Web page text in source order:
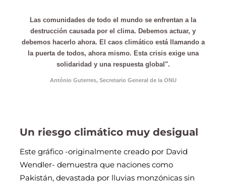
Las comunidades de todo el mundo se enfrentan a la
destrucción causada por el clima. Debemos actuar, y
debemos hacerlo ahora. El caos climático está llamando a
la puerta de todos, ahora mismo. Esta crisis exige una
solidaridad y una respuesta global".
António Guterres, Secretario General de la ONU
Un riesgo climático muy desigual
Este gráfico -originalmente creado por David
Wendler- demuestra que naciones como
Pakistán, devastada por lluvias monzónicas sin